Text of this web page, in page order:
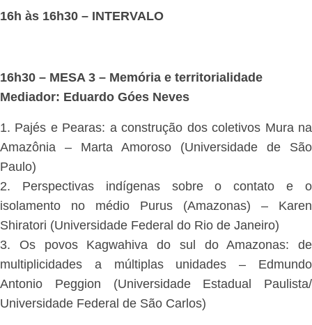
16h às 16h30 – INTERVALO
16h30 – MESA 3 – Memória e territorialidade
Mediador: Eduardo Góes Neves
1. Pajés e Pearas: a construção dos coletivos Mura na
Amazônia – Marta Amoroso (Universidade de São
Paulo)
2. Perspectivas indígenas sobre o contato e o
isolamento no médio Purus (Amazonas) – Karen
Shiratori (Universidade Federal do Rio de Janeiro)
3. Os povos Kagwahiva do sul do Amazonas: de
multiplicidades a múltiplas unidades – Edmundo
Antonio Peggion (Universidade Estadual Paulista/
Universidade Federal de São Carlos)